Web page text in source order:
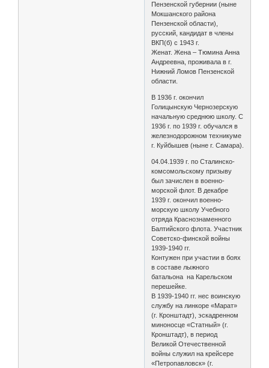
Пензенской губернии (ныне
Мокшанского района
Пензенской области),
русский, кандидат в члены
ВКП(б) с 1943 г.
Женат. Жена – Тюмина Анна
Андреевна, проживала в г.
Нижний Ломов Пензенской
области.
В 1936 г. окончил
Голицынскую Чернозерскую
начальную среднюю школу. С
1936 г. по 1939 г. обучался в
железнодорожном техникуме
г. Куйбышев (ныне г. Самара).
04.04.1939 г. по Сталинско-
комсомольскому призыву
был зачислен в военно-
морской флот. В декабре
1939 г. окончил военно-
морскую школу Учебного
отряда Краснознаменного
Балтийского флота. Участник
Советско-финской войны
1939-1940 гг.
Контужен при участии в боях
в составе лыжного
батальона на Карельском
перешейке.
В 1939-1940 гг. нес воинскую
службу на линкоре «Марат»
(г. Кронштадт), эскадренном
миноносце «Статный» (г.
Кронштадт), в период
Великой Отечественной
войны служил на крейсере
«Петропавловск» (г.